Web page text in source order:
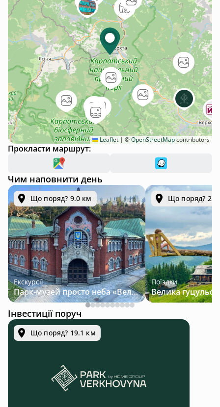
Leaflet | ©OpenStreetMapcontributors
Прокласти маршрут:
Чим наповнити день
Що поряд? 9.0 км
Екскурсії
Парк-музей просто неба «Велична Україна»
Що поряд?
Поїздки
Інвестиції поруч
Що поряд? 19.1 км